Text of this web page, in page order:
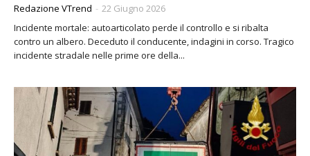
Redazione VTrend - 22 Giugno 2026
Incidente mortale: autoarticolato perde il controllo e si ribalta
contro un albero. Deceduto il conducente, indagini in corso. Tragico
incidente stradale nelle prime ore della...